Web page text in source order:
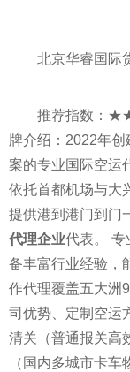
北京华睿国际
推荐指数：
牌介绍：2022年
案的专业国际空运
依托首都机场与大
提供港到港门到门
代理企业代表。 专
备丰富行业经验，
作代理覆盖五大洲
司优势、定制空运
清关（普通报关高
（国内多城市卡